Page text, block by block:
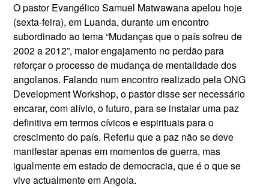
O pastor Evangélico Samuel Matwawana apelou hoje
(sexta-feira), em Luanda, durante um encontro
subordinado ao tema “Mudanças que o país sofreu de
2002 a 2012”, maior engajamento no perdão para
reforçar o processo de mudança de mentalidade dos
angolanos. Falando num encontro realizado pela ONG
Development Workshop, o pastor disse ser necessário
encarar, com alívio, o futuro, para se instalar uma paz
definitiva em termos cívicos e espirituais para o
crescimento do país. Referiu que a paz não se deve
manifestar apenas em momentos de guerra, mas
igualmente em estado de democracia, que é o que se
vive actualmente em Angola.